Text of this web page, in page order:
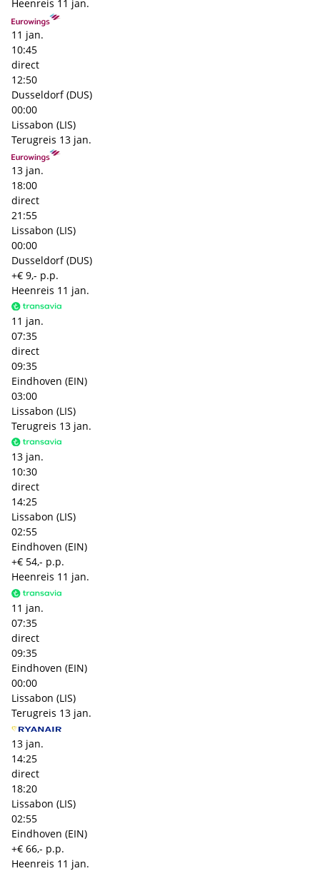
Heenreis 11 jan.
11 jan.
10:45
direct
12:50
Dusseldorf (DUS)
00:00
Lissabon (LIS)
Terugreis 13 jan.
13 jan.
18:00
direct
21:55
Lissabon (LIS)
00:00
Dusseldorf (DUS)
+€ 9,- p.p.
Heenreis 11 jan.
11 jan.
07:35
direct
09:35
Eindhoven (EIN)
03:00
Lissabon (LIS)
Terugreis 13 jan.
13 jan.
10:30
direct
14:25
Lissabon (LIS)
02:55
Eindhoven (EIN)
+€ 54,- p.p.
Heenreis 11 jan.
11 jan.
07:35
direct
09:35
Eindhoven (EIN)
00:00
Lissabon (LIS)
Terugreis 13 jan.
13 jan.
14:25
direct
18:20
Lissabon (LIS)
02:55
Eindhoven (EIN)
+€ 66,- p.p.
Heenreis 11 jan.